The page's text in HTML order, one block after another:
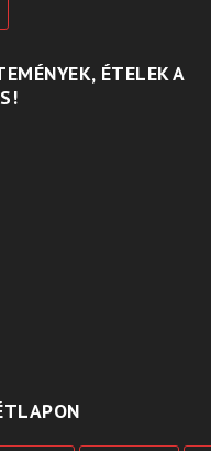
ÉTELEK A